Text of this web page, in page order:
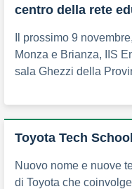
centro della rete
Il prossimo 9
Monza e Brianza, IIS
sala Ghezzi della
Toyota Tech
Nuovo nome e nuove
di Toyota che